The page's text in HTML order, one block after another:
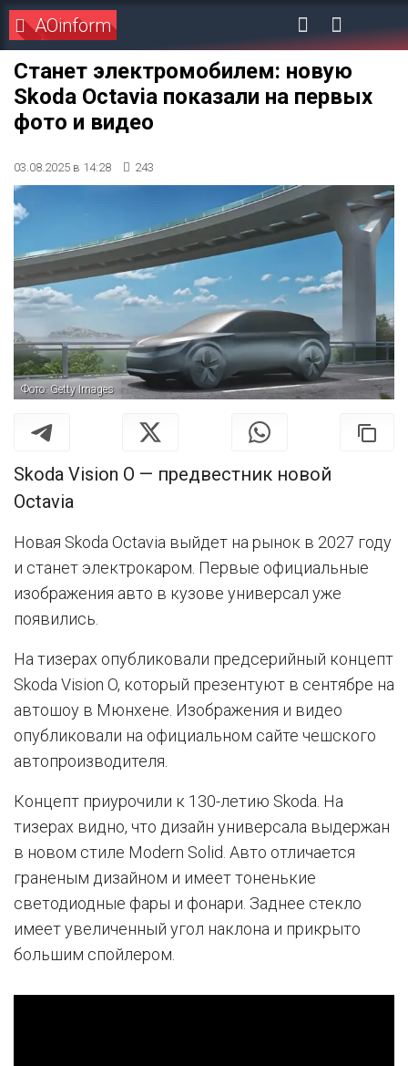
AOinform
Станет электромобилем: новую
Skoda Octavia показали на первых
фото и видео
03.08.2025 в 14:28 243
Фото: Getty Images
Skoda Vision O — предвестник новой
Octavia
Новая Skoda Octavia выйдет на рынок в 2027 году
и станет электрокаром. Первые официальные
изображения авто в кузове универсал уже
появились.
На тизерах опубликовали предсерийный концепт
Skoda Vision O, который презентуют в сентябре на
автошоу в Мюнхене. Изображения и видео
опубликовали на официальном сайте чешского
автопроизводителя.
Концепт приурочили к 130-летию Skoda. На
тизерах видно, что дизайн универсала выдержан
в новом стиле Modern Solid. Авто отличается
граненым дизайном и имеет тоненькие
светодиодные фары и фонари. Заднее стекло
имеет увеличенный угол наклона и прикрыто
большим спойлером.